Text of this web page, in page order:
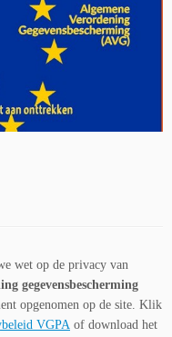
wet op de privacy van
gegevensbescherming
opgenomen op de site. Klik
VGPA of download het